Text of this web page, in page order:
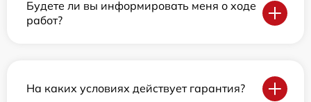
Будете ли вы информировать меня о ходе
работ?
На каких условиях действует гарантия?